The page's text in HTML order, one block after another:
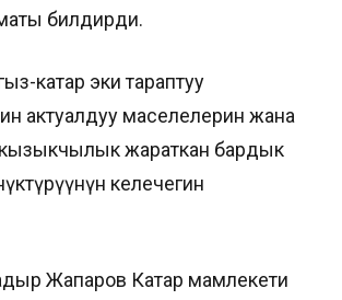
билдирди.
катар эки тараптуу
актуалдуу маселелерин жана
кызыкчылык жараткан бардык
келечегин
Жапаров Катар мамлекети